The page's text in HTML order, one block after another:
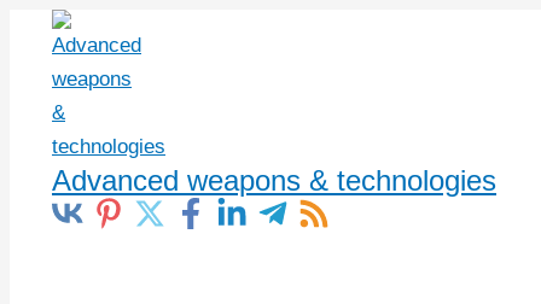
Перейти
содержимому
Advanced weapons & technologies